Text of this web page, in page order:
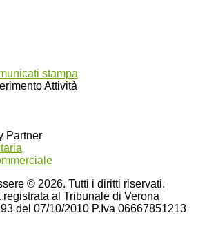
stampa
Attività
Partner
© 2026. Tutti i diritti riservati.
al Tribunale di Verona
del 07/10/2010 P.Iva 06667851213